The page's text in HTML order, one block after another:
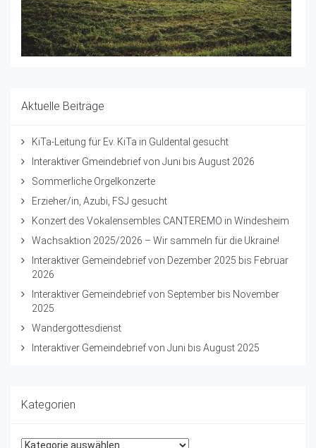
Aktuelle Beiträge
KiTa-Leitung für Ev. KiTa in Guldental gesucht
Interaktiver Gmeindebrief von Juni bis August 2026
Sommerliche Orgelkonzerte
Erzieher/in, Azubi, FSJ gesucht
Konzert des Vokalensembles CANTEREMO in Windesheim
Wachsaktion 2025/2026 – Wir sammeln für die Ukraine!
Interaktiver Gemeindebrief von Dezember 2025 bis Februar
2026
Interaktiver Gemeindebrief von September bis November
2025
Wandergottesdienst
Interaktiver Gemeindebrief von Juni bis August 2025
Kategorien
Kategorien